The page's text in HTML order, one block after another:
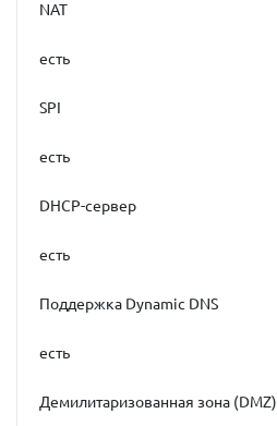
NAT
есть
SPI
есть
DHCP-сервер
есть
Поддержка Dynamic DNS
есть
Демилитаризованная зона (DMZ)